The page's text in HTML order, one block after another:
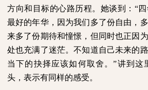
方向和目标的心路历程。她谈到：“
最好的年华，因为我们多了份自由，
来多了份期待和憧憬，但同时也正因
处也充满了迷茫。不知道自己未来的
当下的抉择应该如何取舍。”讲到这
头，表示有同样的感受。